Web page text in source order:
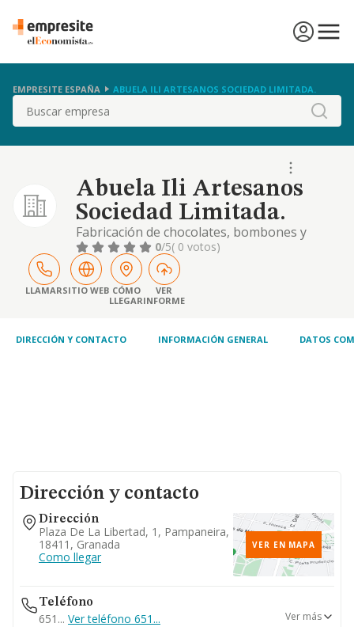
EMPRESITE ESPAÑA ABUELA ILI ARTESANOS SOCIEDAD LIMITADA.
Buscar
Abuela Ili Artesanos
Sociedad Limitada.
Fabricación de chocolates, bombones y
galletas, en todas sus formas y variantes, de
turrones y productos dietéticos, así como
sus derivados, accesorios y otros productos
complementarios, de cualquier naturaleza, y,
en general, de toda clase de productos
0/5( 0 votos)
LLAMARSITIO WEB CÓMO
LLEGAR
VER
INFORME
DIRECCIÓN Y CONTACTO INFORMACIÓN GENERAL DATOS
Dirección y contacto
Dirección
Plaza De La Libertad, 1, Pampaneira,
18411, Granada
Como llegar
VER EN MAPA
Teléfono
651... Ver teléfono 651... Ver más